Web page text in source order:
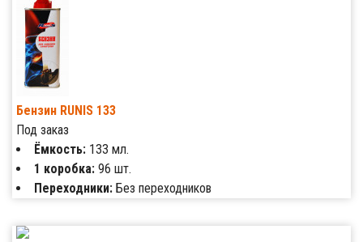
Бензин RUNIS 133
Под заказ
Ёмкость: 133 мл.
1 коробка: 96 шт.
Переходники: Без переходников